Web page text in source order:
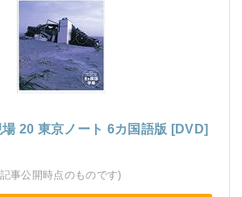
20 東京ノート 6カ国語版 [DVD]
事公開時点のものです)